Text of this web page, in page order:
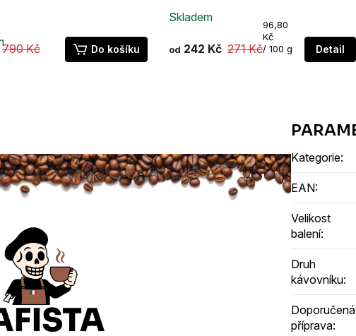
790 Kč Do košíku
Skladem
od 242 Kč 271 Kč
Měrná
cena:
96,80
Kč
/ 100 g
Detail
Kategorie:
EAN:
Velikost
balení:
Druh
kávovníku:
Doporučená
příprava: